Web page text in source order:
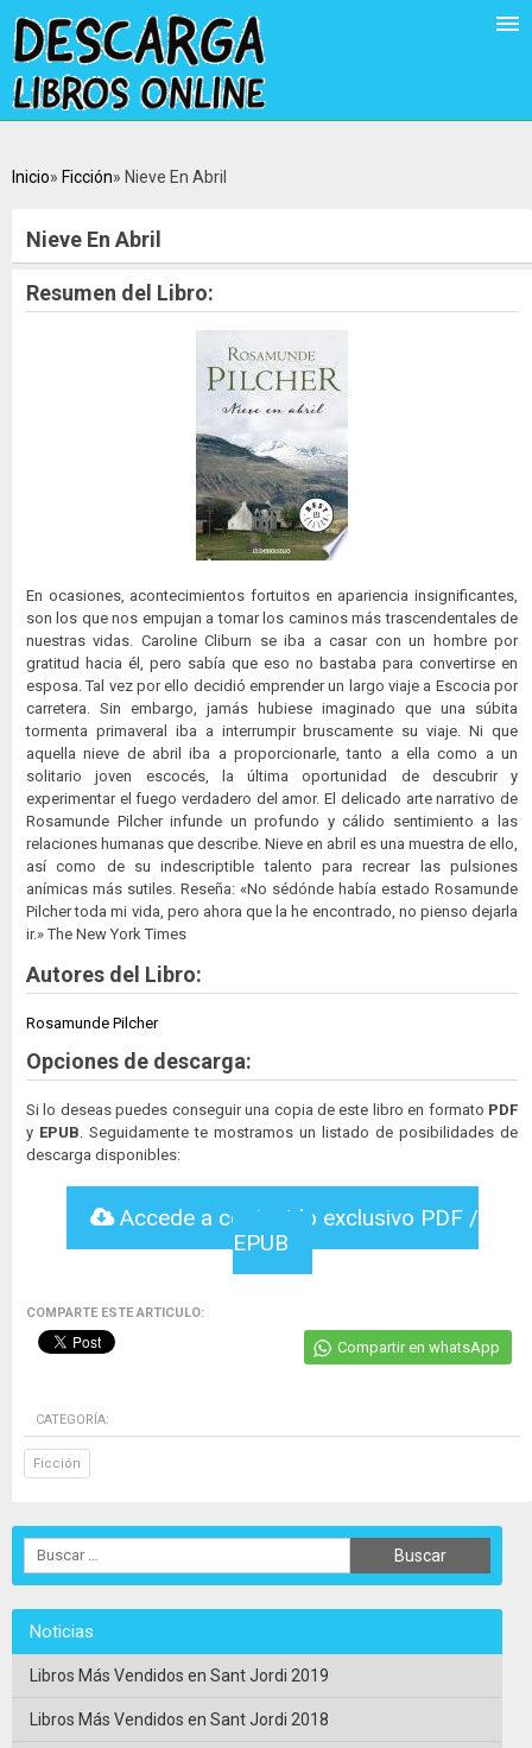
Inicio Ficción Nieve En Abril
Nieve En Abril
Resumen del Libro:
En ocasiones, acontecimientos fortuitos en apariencia insignificantes,
son los que nos empujan a tomar los caminos más trascendentales de
nuestras vidas. Caroline Cliburn se iba a casar con un hombre por
gratitud hacia él, pero sabía que eso no bastaba para convertirse en
esposa. Tal vez por ello decidió emprender un largo viaje a Escocia por
carretera. Sin embargo, jamás hubiese imaginado que una súbita
tormenta primaveral iba a interrumpir bruscamente su viaje. Ni que
aquella nieve de abril iba a proporcionarle, tanto a ella como a un
solitario joven escocés, la última oportunidad de descubrir y
experimentar el fuego verdadero del amor. El delicado arte narrativo de
Rosamunde Pilcher infunde un profundo y cálido sentimiento a las
relaciones humanas que describe. Nieve en abril es una muestra de ello,
así como de su indescriptible talento para recrear las pulsiones
anímicas más sutiles. Reseña: «No sédónde había estado Rosamunde
Pilcher toda mi vida, pero ahora que la he encontrado, no pienso dejarla
ir.» The New York Times
Autores del Libro:
Rosamunde Pilcher
Opciones de descarga:
Si lo deseas puedes conseguir una copia de este libro en formato PDF
y EPUB . Seguidamente te mostramos un listado de posibilidades de
descarga disponibles:
Accede a contenido exclusivo PDF /
EPUB
COMPARTE ESTE ARTICULO:
Compartir en whatsApp
CATEGORÍA:
Ficción
Noticias
Libros Más Vendidos en Sant Jordi 2019
Libros Más Vendidos en Sant Jordi 2018